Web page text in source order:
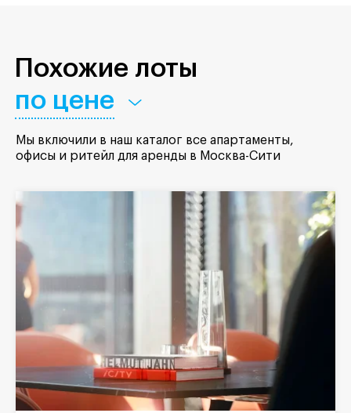
Похожие лоты
по цене
Мы включили в наш каталог все апартаменты,
офисы и ритейл для аренды в Москва-Сити